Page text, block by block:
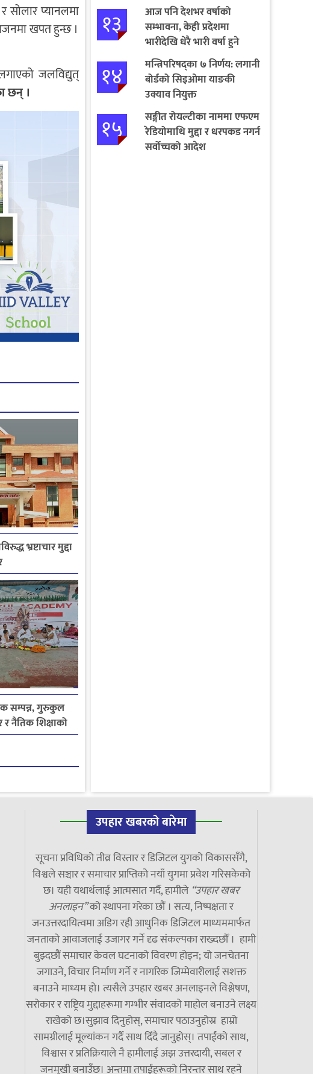
सोलार प्यानलमा
खपत हुन्छ ।
जलविद्युत्
छन् ।
भ्रष्टाचार मुद्दा
सम्पन्न, गुरुकुल
नैतिक शिक्षाको
१३
आज पनि देशभर वर्षाको
सम्भावना, केही प्रदेशमा
भारीदेखि धेरै भारी वर्षा हुने
चेतावनी
१४
मन्त्रिपरिषद्का ७ निर्णय: लगानी
बोर्डको सिइओमा याङकी
उक्याव नियुक्त
१५
सङ्गीत रोयल्टीका नाममा एफएम
रेडियोमाथि मुद्दा र धरपकड नगर्न
सर्वोच्चको आदेश
उपहार खबरको बारेमा
सूचना प्रविधिको तीव्र विस्तार र डिजिटल युगको विकाससँगै,
विश्वले सञ्चार र समाचार प्राप्तिको नयाँ युगमा प्रवेश गरिसकेको
छ। यही यथार्थलाई आत्मसात गर्दै, हामीले “उपहार खबर
अनलाइन”को स्थापना गरेका छौं । सत्य, निष्पक्षता र
जनउत्तरदायित्वमा अडिग रही आधुनिक डिजिटल माध्यममार्फत
जनताको आवाजलाई उजागर गर्ने दृढ संकल्पका राख्दछौँ । हामी
बुझ्दछौं समाचार केवल घटनाको विवरण होइन; यो जनचेतना
जगाउने, विचार निर्माण गर्ने र नागरिक जिम्मेवारीलाई सशक्त
बनाउने माध्यम हो। त्यसैले उपहार खबर अनलाइनले विश्लेषण,
सरोकार र राष्ट्रिय मुद्दाहरूमा गम्भीर संवादको माहोल बनाउने लक्ष्य
राखेको छ।सुझाव दिनुहोस्, समाचार पठाउनुहोस्र हाम्रो
सामग्रीलाई मूल्यांकन गर्दै साथ दिँदै जानुहोस्। तपाईंको साथ,
विश्वास र प्रतिक्रियाले नै हामीलाई अझ उत्तरदायी, सबल र
जनमुखी बनाउँछ। अन्तमा तपाईंहरूको निरन्तर साथ रहने